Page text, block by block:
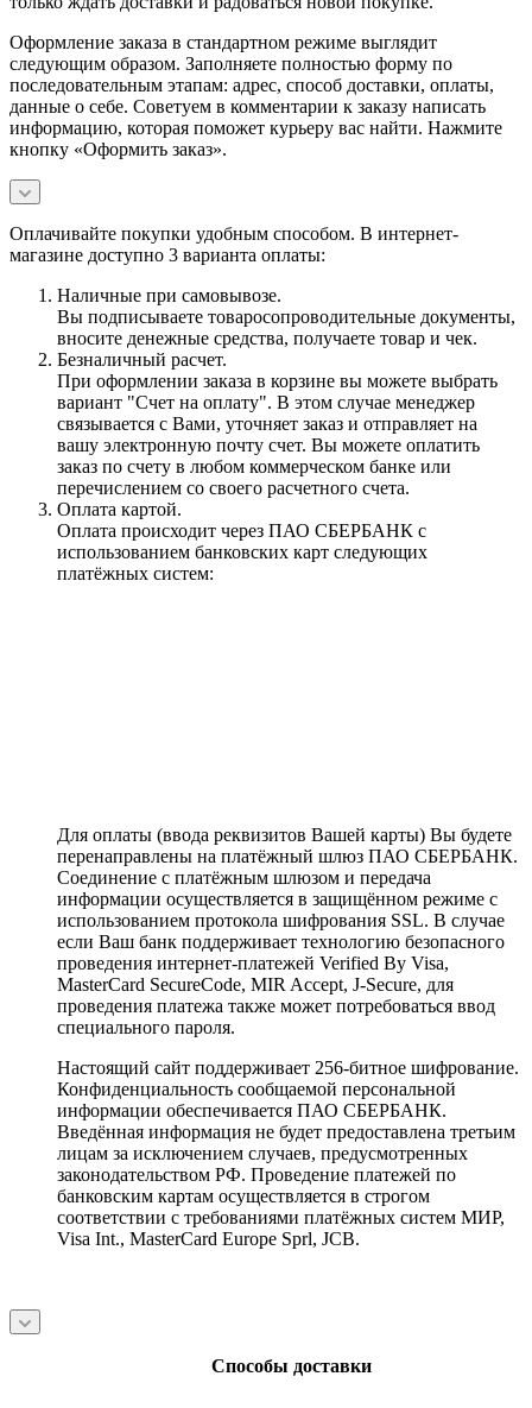
Оформление заказа в стандартном режиме выглядит
следующим образом. Заполняете полностью форму по
последовательным этапам: адрес, способ доставки, оплаты,
данные о себе. Советуем в комментарии к заказу написать
информацию, которая поможет курьеру вас найти. Нажмите
кнопку «Оформить заказ».
Оплачивайте покупки удобным способом. В интернет-
магазине доступно 3 варианта оплаты:
Наличные при самовывозе.
Вы подписываете товаросопроводительные документы,
вносите денежные средства, получаете товар и чек.
Безналичный расчет.
При оформлении заказа в корзине вы можете выбрать
вариант "Счет на оплату". В этом случае менеджер
связывается с Вами, уточняет заказ и отправляет на
вашу электронную почту счет. Вы можете оплатить
заказ по счету в любом коммерческом банке или
перечислением со своего расчетного счета.
Оплата картой.
Оплата происходит через ПАО СБЕРБАНК с
использованием банковских карт следующих
платёжных систем:
Для оплаты (ввода реквизитов Вашей карты) Вы будете
перенаправлены на платёжный шлюз ПАО СБЕРБАНК.
Соединение с платёжным шлюзом и передача
информации осуществляется в защищённом режиме с
использованием протокола шифрования SSL. В случае
если Ваш банк поддерживает технологию безопасного
проведения интернет-платежей Verified By Visa,
MasterCard SecureCode, MIR Accept, J-Secure, для
проведения платежа также может потребоваться ввод
специального пароля.
Настоящий сайт поддерживает 256-битное шифрование.
Конфиденциальность сообщаемой персональной
информации обеспечивается ПАО СБЕРБАНК.
Введённая информация не будет предоставлена третьим
лицам за исключением случаев, предусмотренных
законодательством РФ. Проведение платежей по
банковским картам осуществляется в строгом
соответствии с требованиями платёжных систем МИР,
Visa Int., MasterCard Europe Sprl, JCB.
Способы доставки